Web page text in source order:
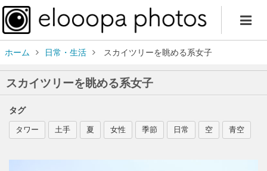
ホーム 日常・生活 スカイツリーを眺める系女子
スカイツリーを眺める系女子
タグ
タワー 土手 夏 女性 季節 日常 空 青空